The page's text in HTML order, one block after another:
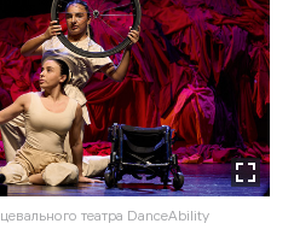
театра DanceAbility